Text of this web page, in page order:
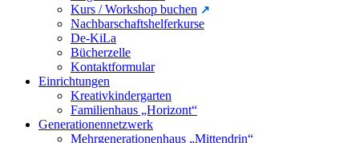
Kurs / Workshop buchen
Nachbarschaftshelferkurse
De-KiLa
Bücherzelle
Kontaktformular
Einrichtungen
Kreativkindergarten
Familienhaus „Horizont“
Generationennetzwerk
Mehrgenerationenhaus „Mittendrin“